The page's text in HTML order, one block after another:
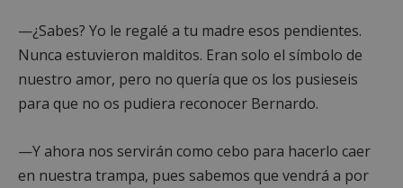
—¿Sabes? Yo le regalé a tu madre esos pendientes.
Nunca estuvieron malditos. Eran solo el símbolo de
nuestro amor, pero no quería que os los pusieseis
para que no os pudiera reconocer Bernardo.
—Y ahora nos servirán como cebo para hacerlo caer
en nuestra trampa, pues sabemos que vendrá a por